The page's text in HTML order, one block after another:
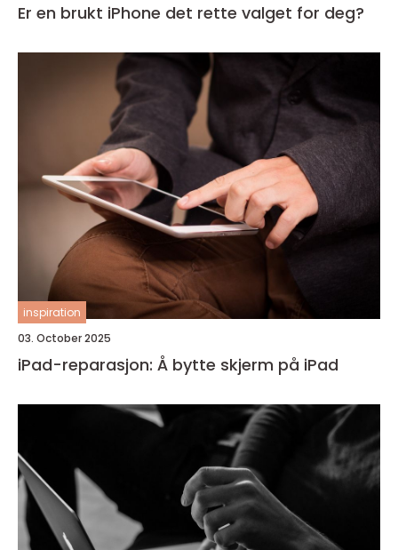
Er en brukt iPhone det rette valget for deg?
inspiration
03. October 2025
iPad-reparasjon: Å bytte skjerm på iPad